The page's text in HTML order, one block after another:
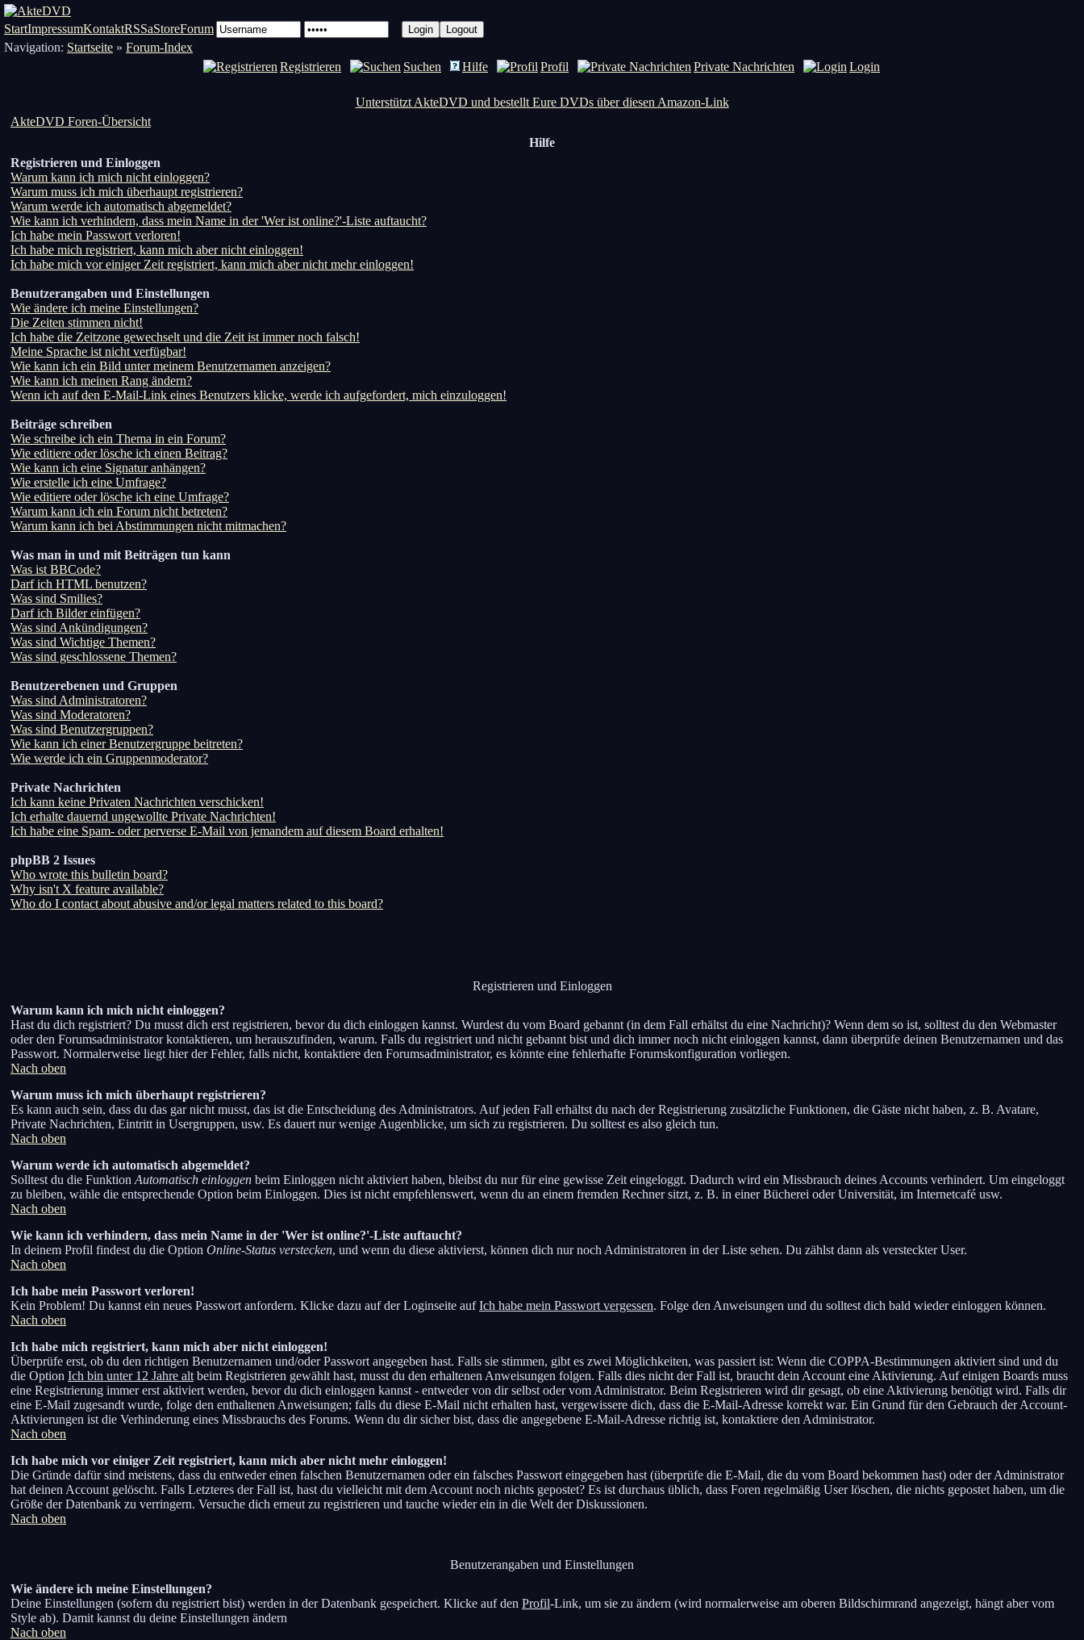
StartImpressumKontaktRSSaStoreForum
Navigation: Startseite » Forum-Index
Registrieren
Suchen Hilfe Profil Private Nachrichten Login
Unterstützt AkteDVD und bestellt Eure DVDs über diesen Amazon-Link
AkteDVD Foren-Übersicht
Hilfe
Registrieren und Einloggen
Warum kann ich mich nicht einloggen?
Warum muss ich mich überhaupt registrieren?
Warum werde ich automatisch abgemeldet?
Wie kann ich verhindern, dass mein Name in der 'Wer ist online?'-Liste auftaucht?
Ich habe mein Passwort verloren!
Ich habe mich registriert, kann mich aber nicht einloggen!
Ich habe mich vor einiger Zeit registriert, kann mich aber nicht mehr einloggen!
Benutzerangaben und Einstellungen
Wie ändere ich meine Einstellungen?
Die Zeiten stimmen nicht!
Ich habe die Zeitzone gewechselt und die Zeit ist immer noch falsch!
Meine Sprache ist nicht verfügbar!
Wie kann ich ein Bild unter meinem Benutzernamen anzeigen?
Wie kann ich meinen Rang ändern?
Wenn ich auf den E-Mail-Link eines Benutzers klicke, werde ich aufgefordert, mich einzuloggen!
Beiträge schreiben
Wie schreibe ich ein Thema in ein Forum?
Wie editiere oder lösche ich einen Beitrag?
Wie kann ich eine Signatur anhängen?
Wie erstelle ich eine Umfrage?
Wie editiere oder lösche ich eine Umfrage?
Warum kann ich ein Forum nicht betreten?
Warum kann ich bei Abstimmungen nicht mitmachen?
Was man in und mit Beiträgen tun kann
Was ist BBCode?
Darf ich HTML benutzen?
Was sind Smilies?
Darf ich Bilder einfügen?
Was sind Ankündigungen?
Was sind Wichtige Themen?
Was sind geschlossene Themen?
Benutzerebenen und Gruppen
Was sind Administratoren?
Was sind Moderatoren?
Was sind Benutzergruppen?
Wie kann ich einer Benutzergruppe beitreten?
Wie werde ich ein Gruppenmoderator?
Private Nachrichten
Ich kann keine Privaten Nachrichten verschicken!
Ich erhalte dauernd ungewollte Private Nachrichten!
Ich habe eine Spam- oder perverse E-Mail von jemandem auf diesem Board erhalten!
phpBB 2 Issues
Who wrote this bulletin board?
Why isn't X feature available?
Who do I contact about abusive and/or legal matters related to this board?
Registrieren und Einloggen
Warum kann ich mich nicht einloggen?
Hast du dich registriert? Du musst dich erst registrieren, bevor du dich einloggen kannst. Wurdest du vom Board gebannt (in dem Fall erhältst du eine Nachricht)? Wenn dem so ist, solltest du den Webmaster
oder den Forumsadministrator kontaktieren, um herauszufinden, warum. Falls du registriert und nicht gebannt bist und dich immer noch nicht einloggen kannst, dann überprüfe deinen Benutzernamen und das
Passwort. Normalerweise liegt hier der Fehler, falls nicht, kontaktiere den Forumsadministrator, es könnte eine fehlerhafte Forumskonfiguration vorliegen.
Nach oben
Warum muss ich mich überhaupt registrieren?
Es kann auch sein, dass du das gar nicht musst, das ist die Entscheidung des Administrators. Auf jeden Fall erhältst du nach der Registrierung zusätzliche Funktionen, die Gäste nicht haben, z. B. Avatare,
Private Nachrichten, Eintritt in Usergruppen, usw. Es dauert nur wenige Augenblicke, um sich zu registrieren. Du solltest es also gleich tun.
Nach oben
Warum werde ich automatisch abgemeldet?
Solltest du die Funktion Automatisch einloggen beim Einloggen nicht aktiviert haben, bleibst du nur für eine gewisse Zeit eingeloggt. Dadurch wird ein Missbrauch deines Accounts verhindert. Um eingeloggt
zu bleiben, wähle die entsprechende Option beim Einloggen. Dies ist nicht empfehlenswert, wenn du an einem fremden Rechner sitzt, z. B. in einer Bücherei oder Universität, im Internetcafé usw.
Nach oben
Wie kann ich verhindern, dass mein Name in der 'Wer ist online?'-Liste auftaucht?
In deinem Profil findest du die Option Online-Status verstecken, und wenn du diese aktivierst, können dich nur noch Administratoren in der Liste sehen. Du zählst dann als versteckter User.
Nach oben
Ich habe mein Passwort verloren!
Kein Problem! Du kannst ein neues Passwort anfordern. Klicke dazu auf der Loginseite aufIch habe mein Passwort vergessen. Folge den Anweisungen und du solltest dich bald wieder einloggen können.
Nach oben
Ich habe mich registriert, kann mich aber nicht einloggen!
Überprüfe erst, ob du den richtigen Benutzernamen und/oder Passwort angegeben hast. Falls sie stimmen, gibt es zwei Möglichkeiten, was passiert ist: Wenn die COPPA-Bestimmungen aktiviert sind und du
die Option Ich bin unter 12 Jahre alt beim Registrieren gewählt hast, musst du den erhaltenen Anweisungen folgen. Falls dies nicht der Fall ist, braucht dein Account eine Aktivierung. Auf einigen Boards muss
eine Registrierung immer erst aktiviert werden, bevor du dich einloggen kannst - entweder von dir selbst oder vom Administrator. Beim Registrieren wird dir gesagt, ob eine Aktivierung benötigt wird. Falls dir
eine E-Mail zugesandt wurde, folge den enthaltenen Anweisungen; falls du diese E-Mail nicht erhalten hast, vergewissere dich, dass die E-Mail-Adresse korrekt war. Ein Grund für den Gebrauch der Account-
Aktivierungen ist die Verhinderung eines Missbrauchs des Forums. Wenn du dir sicher bist, dass die angegebene E-Mail-Adresse richtig ist, kontaktiere den Administrator.
Nach oben
Ich habe mich vor einiger Zeit registriert, kann mich aber nicht mehr einloggen!
Die Gründe dafür sind meistens, dass du entweder einen falschen Benutzernamen oder ein falsches Passwort eingegeben hast (überprüfe die E-Mail, die du vom Board bekommen hast) oder der Administrator
hat deinen Account gelöscht. Falls Letzteres der Fall ist, hast du vielleicht mit dem Account noch nichts gepostet? Es ist durchaus üblich, dass Foren regelmäßig User löschen, die nichts gepostet haben, um die
Größe der Datenbank zu verringern. Versuche dich erneut zu registrieren und tauche wieder ein in die Welt der Diskussionen.
Nach oben
Benutzerangaben und Einstellungen
Wie ändere ich meine Einstellungen?
Deine Einstellungen (sofern du registriert bist) werden in der Datenbank gespeichert. Klicke auf den Profil-Link, um sie zu ändern (wird normalerweise am oberen Bildschirmrand angezeigt, hängt aber vom
Style ab). Damit kannst du deine Einstellungen ändern
Nach oben